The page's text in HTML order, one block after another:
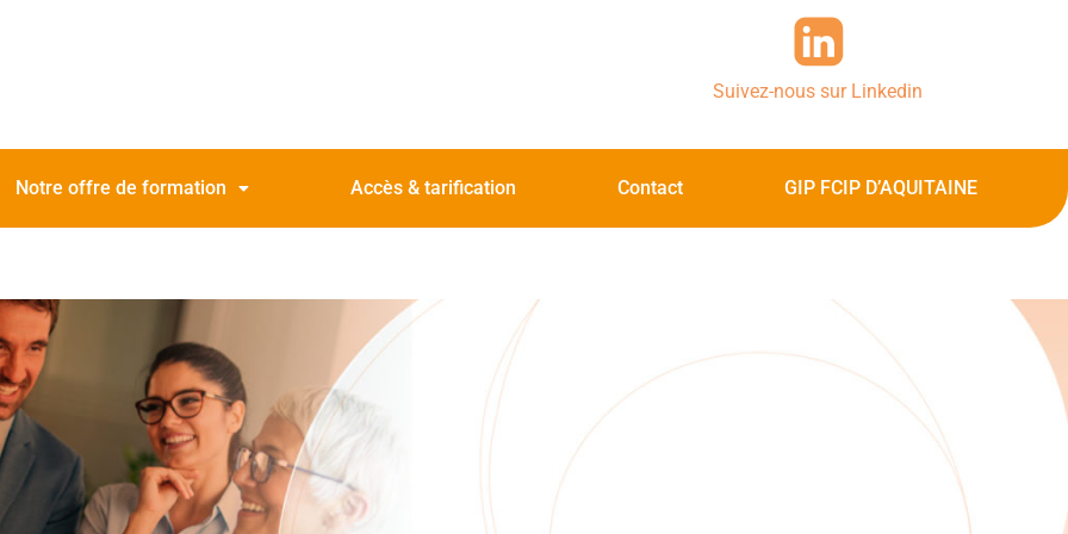
Suivez-nous sur Linkedin
Notre offre de formation Accès & tarification Contact GIP FCIP D’AQUITAINE